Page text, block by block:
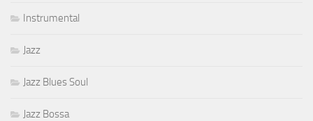
Instrumental
Jazz
Jazz Blues Soul
Jazz Bossa